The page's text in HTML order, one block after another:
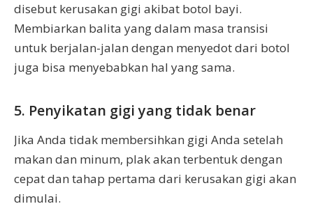
disebut kerusakan gigi akibat botol bayi.
Membiarkan balita yang dalam masa transisi
untuk berjalan-jalan dengan menyedot dari botol
juga bisa menyebabkan hal yang sama.
5. Penyikatan gigi yang tidak benar
Jika Anda tidak membersihkan gigi Anda setelah
makan dan minum, plak akan terbentuk dengan
cepat dan tahap pertama dari kerusakan gigi akan
dimulai.